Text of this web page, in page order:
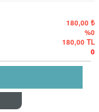
180,00 ₺
%0
180,00 TL
0